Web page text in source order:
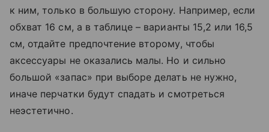
к ним, только в большую сторону. Например, если
обхват 16 см, а в таблице – варианты 15,2 или 16,5
см, отдайте предпочтение второму, чтобы
аксессуары не оказались малы. Но и сильно
большой «запас» при выборе делать не нужно,
иначе перчатки будут спадать и смотреться
неэстетично.